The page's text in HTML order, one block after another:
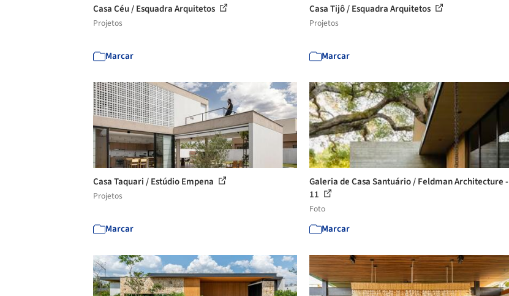
Casa Céu / Esquadra Arquitetos
Projetos
Marcar
Casa Tijô / Esquadra Arquitetos
Projetos
Marcar
Casa Taquari / Estúdio Empena
Projetos
Marcar
Galeria de Casa Santuário / Feldman Architecture -
11
Foto
Marcar